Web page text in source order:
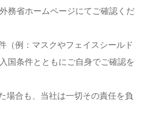
務省ホームページにてご確認くだ
（例：マスクやフェイスシールド
国条件とともにご自身でご確認を
場合も、当社は一切その責任を負